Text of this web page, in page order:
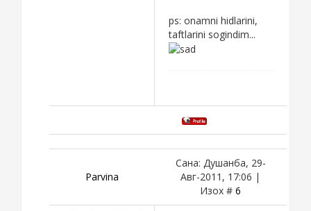
ps: onamni hidlarini,
taftlarini sogindim...
Parvina
Сана: Душанба, 29-
Авг-2011, 17:06 |
Изох # 6